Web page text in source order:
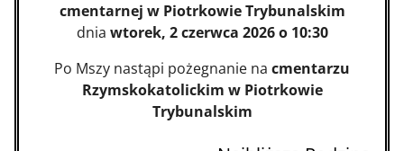
cmentarnej w Piotrkowie Trybunalskim
dnia wtorek, 2 czerwca 2026 o 10:30
Po Mszy nastąpi pożegnanie na cmentarzu
Rzymskokatolickim w Piotrkowie
Trybunalskim